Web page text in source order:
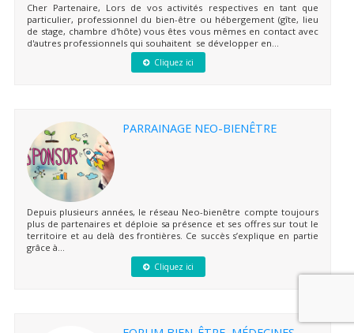
Cher Partenaire, Lors de vos activités respectives en tant que
particulier, professionnel du bien-être ou hébergement (gîte, lieu
de stage, chambre d'hôte) vous êtes vous mêmes en contact avec
d'autres professionnels qui souhaitent se développer en...
Cliquez ici
PARRAINAGE NEO-BIENÊTRE
Depuis plusieurs années, le réseau Neo-bienêtre compte toujours
plus de partenaires et déploie sa présence et ses offres sur tout le
territoire et au delà des frontières. Ce succès s’explique en partie
grâce à...
Cliquez ici